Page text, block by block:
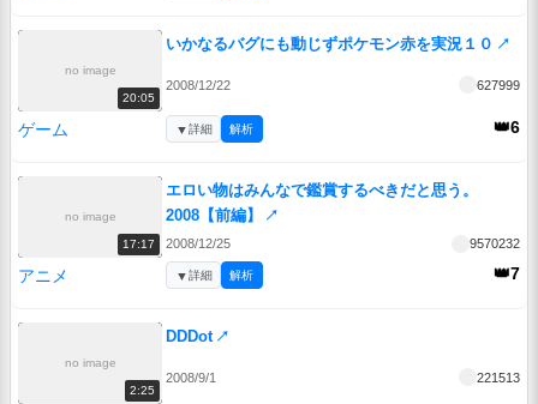
no image
20:05
いかなるバグにも動じずポケモン赤を実況１０ ↗
2008/12/22 627999
ゲーム 👑6
▼詳細 解析
no image
17:17
エロい物はみんなで鑑賞するべきだと思う。
2008【前編】
↗
2008/12/25 9570232
アニメ 👑7
▼詳細 解析
no image
2:25
DDDot ↗
2008/9/1 221513